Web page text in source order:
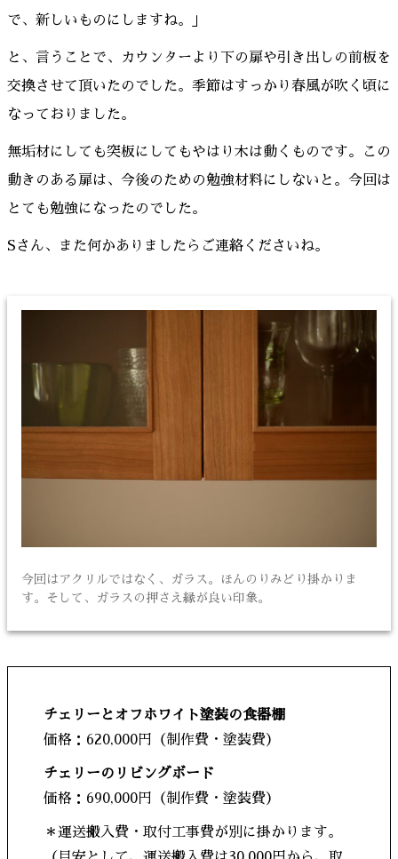
で、新しいものにしますね。」
と、言うことで、カウンターより下の扉や引き出しの前板を
交換させて頂いたのでした。季節はすっかり春風が吹く頃に
なっておりました。
無垢材にしても突板にしてもやはり木は動くものです。この
動きのある扉は、今後のための勉強材料にしないと。今回は
とても勉強になったのでした。
Sさん、また何かありましたらご連絡くださいね。
今回はアクリルではなく、ガラス。ほんのりみどり掛かりま
す。そして、ガラスの押さえ縁が良い印象。
チェリーとオフホワイト塗装の食器棚
価格：620,000円（制作費・塗装費）
チェリーのリビングボード
価格：690,000円（制作費・塗装費）
＊運送搬入費・取付工事費が別に掛かります。